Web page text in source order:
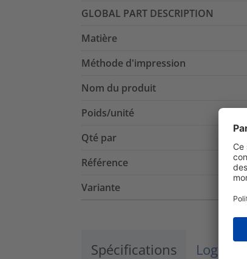
GLOBAL PART DESCRIPTION
Matière
Méthode d'impression
Nom du produit
Poids/unité
Qté par
Référence
Variante
Spécifications